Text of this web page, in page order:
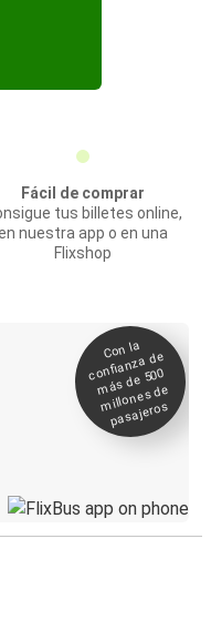
Fácil de comprar
tus billetes online,
nuestra app o en una
Flixshop
Con la
confianza de
más de 500
millones de
pasajeros